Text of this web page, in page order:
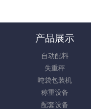
产品展示
自动配料
失重秤
吨袋包装机
称重设备
配套设备